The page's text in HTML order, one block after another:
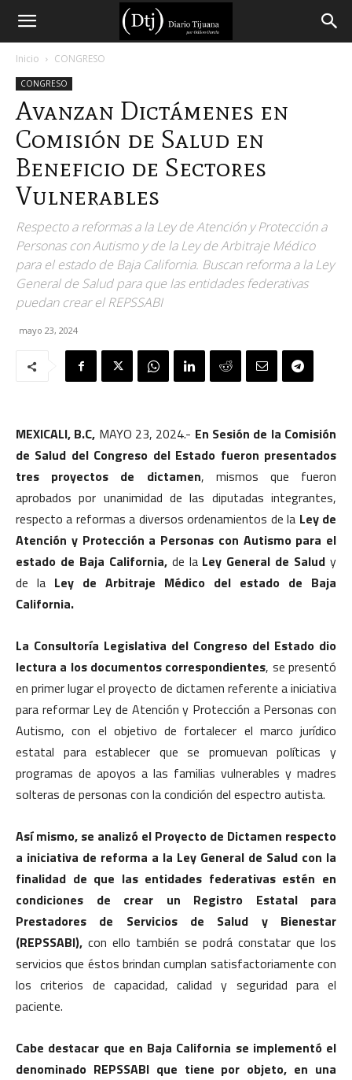
Diario
Tijuana
Inicio CONGRESO
CONGRESO
Avanzan Dictámenes en
Comisión de Salud en
Beneficio de Sectores
Vulnerables
Respecto a reformas a la Ley de Atención y Protección a
Personas con Autismo y de la Ley de Arbitraje Médico
para el estado de Baja California. Buscan reforma a la Ley
General de Salud para que las entidades federativas
puedan crear el REPSSABI
mayo 23, 2024
MEXICALI, B.C, MAYO 23, 2024.- En Sesión de la Comisión
de Salud del Congreso del Estado fueron presentados
tres proyectos de dictamen, mismos que fueron
aprobados por unanimidad de las diputadas integrantes,
respecto a reformas a diversos ordenamientos de la Ley de
Atención y Protección a Personas con Autismo para el
estado de Baja California,de la Ley General de Salud y
de la Ley de Arbitraje Médico del estado de Baja
California.
La Consultoría Legislativa del Congreso del Estado dio
lectura a los documentos correspondientes, se presentó
en primer lugar el proyecto de dictamen referente a iniciativa
para reformar Ley de Atención y Protección a Personas con
Autismo, con el objetivo de fortalecer el marco jurídico
estatal para establecer que se promuevan políticas y
programas de apoyos a las familias vulnerables y madres
solteras de personas con la condición del espectro autista.
Así mismo, se analizó el Proyecto de Dictamen respecto
a iniciativa de reforma a la Ley General de Salud con la
finalidad de que las entidades federativas estén en
condiciones de crear un Registro Estatal para
Prestadores de Servicios de Salud y Bienestar
(REPSSABI), con ello también se podrá constatar que los
servicios que éstos brindan cumplan satisfactoriamente con
los criterios de capacidad, calidad y seguridad para el
paciente.
Cabe destacar que en Baja California se implementó el
denominado REPSSABI que tiene por objeto, en una